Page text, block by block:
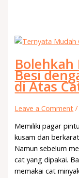
Bolehkah
Besi
di Atas
Leave a Comment
Memiliki pagar
kusam dan
Namun sebelum
cat yang dipakai.
memakai cat